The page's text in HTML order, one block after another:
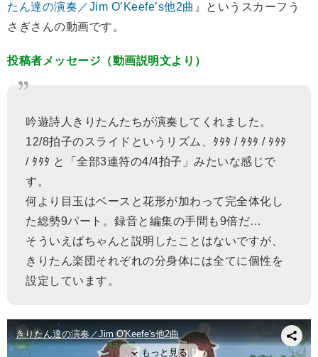
たん達の演奏／Jim O’Keefe’s他2曲 』というスカーフう
さぎさんの動画です。
投稿者メッセージ（動画説明文より）
吟遊詩人きりたんたちが演奏してくれました。
12/8拍子のスライドというリズム、ﾀﾀﾀ / ﾀﾀﾀ / ﾀﾀﾀ
/ ﾀﾀﾀ と「全部3連符の4/4拍子」みたいな感じで
す。
何より目玉はベースと花形が加わって完全体化し
た総勢9パート。録音と編集の手間も9倍だ…
そういえばちゃんと説明したことはないですが、
きりたん楽団それぞれの分身体には全てに個性を
設定しています。